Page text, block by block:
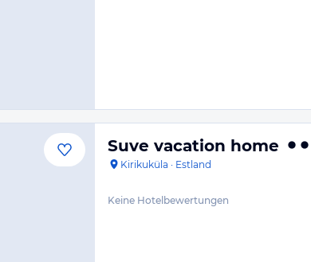
Suve vacation home
Kirikuküla · Estland
Keine Hotelbewertungen